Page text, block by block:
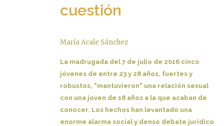
cuestión
María Acale Sánchez
La madrugada del 7 de julio de 2016 cinco
jóvenes de entre 23 y 28 años, fuertes y
robustos, "mantuvieron" una relación sexual
con una joven de 18 años a la que acaban de
conocer. Los hechos han levantado una
enorme alarma social y denso debate jurídico